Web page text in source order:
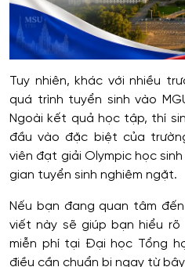
Tuy nhiên, khác với nhiều
quá trình tuyển sinh vào
Ngoài kết quả học tập, thí
đầu vào đặc biệt của
viên đạt giải Olympic học
gian tuyển sinh nghiêm ngặt.
Nếu bạn đang quan tâm đến
viết này sẽ giúp bạn hiểu
miễn phí tại Đại học Tổng
điều cần chuẩn bị ngay từ